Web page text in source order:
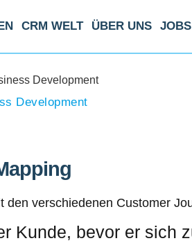
CRM WELT ÜBER UNS JOBS
Development
den verschiedenen Customer
Kunde, bevor er sich